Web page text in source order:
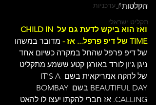
חדשות רוק עדכניות
תקליט ישראלי
הקלטות".
ואז הוא ביקש לדעת גם על CHILD IN
TIME של דיפ פרפל... אז -
מדובר במשהו
של דיפ פרפל שהחל במקרה כשיום אחד
ניגן ג'ון לורד באורגן קטע ששמע מתקליט
של להקה אמריקאית בשם IT'S A
BEAUTIFUL DAY בשם BOMBAY
CALLING. אז חברי להקתו יעצו לו להאט